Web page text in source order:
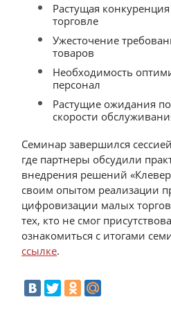
Растущая
торговле
Ужесточение
товаров
Необходимость
персонал
Растущие ожидания
скорости
Семинар завершился
где партнеры обсудили
внедрения решений
своим опытом реализации
цифровизации малых
тех, кто не смог
ознакомиться с итогами
ссылке.